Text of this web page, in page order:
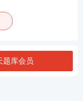
题库会员